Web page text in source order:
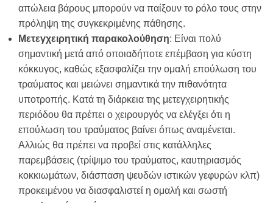
απώλεια βάρους μπορούν να παίξουν το ρόλο τους στην
πρόληψη της συγκεκριμένης πάθησης.
Μετεγχειρητική παρακολούθηση: Είναι πολύ
σημαντική μετά από οποιαδήποτε επέμβαση για κύστη
κόκκυγος, καθώς εξασφαλίζει την ομαλή επούλωση του
τραύματος και μειώνει σημαντικά την πιθανότητα
υποτροπής. Κατά τη διάρκεια της μετεγχειρητικής
περιόδου θα πρέπει ο χειρουργός να ελέγξει ότι η
επούλωση του τραύματος βαίνει όπως αναμένεται.
Αλλιώς θα πρέπει να προβεί στις κατάλληλες
παρεμβάσεις (τρίψιμο του τραύματος, καυτηριασμός
κοκκιωμάτων, διάσπαση ψευδών ιστικών γεφυρών κλπ)
προκειμένου να διασφαλιστεί η ομαλή και σωστή